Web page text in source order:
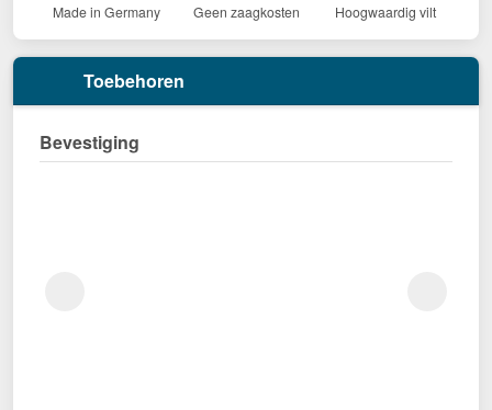
Made in Germany Geen zaagkosten Hoogwaardig vilt
Toebehoren
Bevestiging